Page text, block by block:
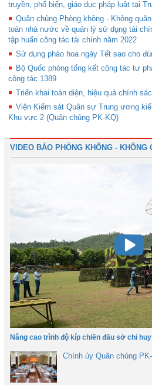
truyền, phổ biến, giáo dục pháp luật tại
Quân chủng Phòng không - Không
toán nhà nước về quản lý sử dụng tài
tập huấn công tác tài chính năm 2022
Sử dụng pháo hoa ngày Tết sao cho
Bộ Quốc phòng tổng kết công tác tư
công tác 1389
Triển khai toàn diện, hiệu quả chính
Viện Kiểm sát Quân sự Trung ương
Khu vực 2 (Quân chủng PK-KQ)
VIDEO BÁO PHÒNG KHÔNG - KHÔNG
Nâng cao trình độ kíp chiến đấu sở chỉ
Chính ủy Quân chủng